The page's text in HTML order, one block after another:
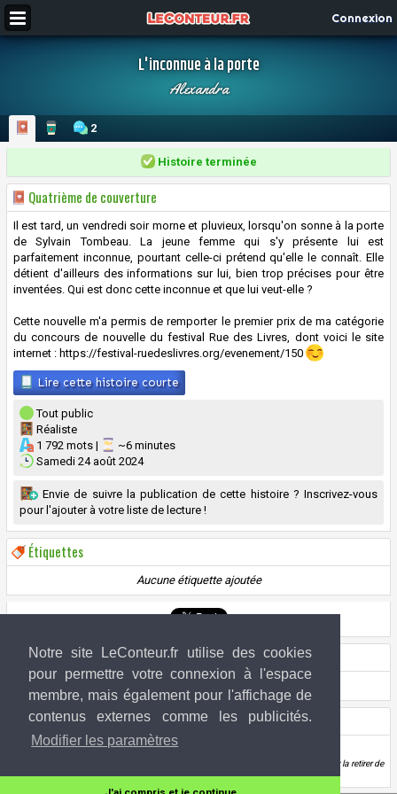
Notre site LeConteur.fr utilise des cookies
pour permettre votre connexion à l'espace
membre, mais également pour l'affichage de
contenus externes comme les publicités.
Modifier les paramètres
Connexion
L'inconnue à la porte
Alexandra
2
Histoire terminée
Quatrième de couverture
Il est tard, un vendredi soir morne et pluvieux, lorsqu'on sonne à la porte
de Sylvain Tombeau. La jeune femme qui s'y présente lui est
parfaitement inconnue, pourtant celle-ci prétend qu'elle le connaît. Elle
détient d'ailleurs des informations sur lui, bien trop précises pour être
inventées. Qui est donc cette inconnue et que lui veut-elle ?
Cette nouvelle m'a permis de remporter le premier prix de ma catégorie
du concours de nouvelle du festival Rue des Livres, dont voici le site
internet : https://festival-ruedeslivres.org/evenement/150
Lire cette histoire courte
Tout public
Réaliste
1 792 mots |
~6 minutes
Samedi 24 août 2024
Envie de suivre la publication de cette histoire ? Inscrivez-vous
pour l'ajouter à votre liste de lecture !
Étiquettes
Aucune étiquette ajoutée
Si vous avez aimé cette fiction...
Aucune étiquette n'a encore été ajoutée !
Droits de l'image
Inconnu (si vous êtes l'artiste,
Si vous êtes l'ayant-droit de l'image utilisée ci-dessus et que vous souhaitez la retirer de
la banque d'image LeConteur.fr,contactez-nous.